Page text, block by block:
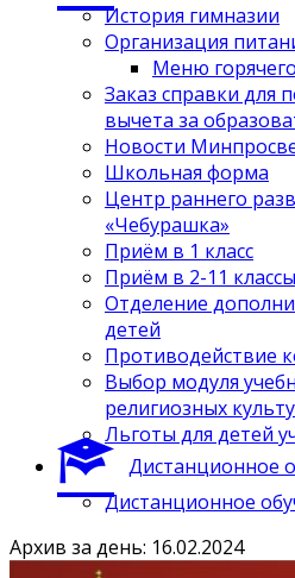
История гимназии
Организация
Меню
Заказ справки для
вычета за
Новости
Школьная форма
Центр раннего
«Чебурашка»
Приём в 1 класс
Приём в 2-11 классы
Отделение
детей
Противодействие
Выбор модуля
религиозных
Льготы для детей
Дистанционное
Дистанционное
Архив за день: 16.02.2024